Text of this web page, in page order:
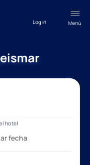
Menú
Log in